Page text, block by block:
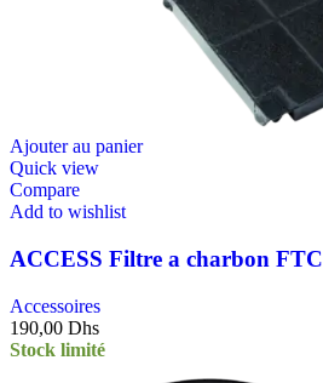
Ajouter au panier
Quick view
Compare
Add to wishlist
ACCESS Filtre a charbon FTC
Accessoires
190,00 Dhs
Stock limité